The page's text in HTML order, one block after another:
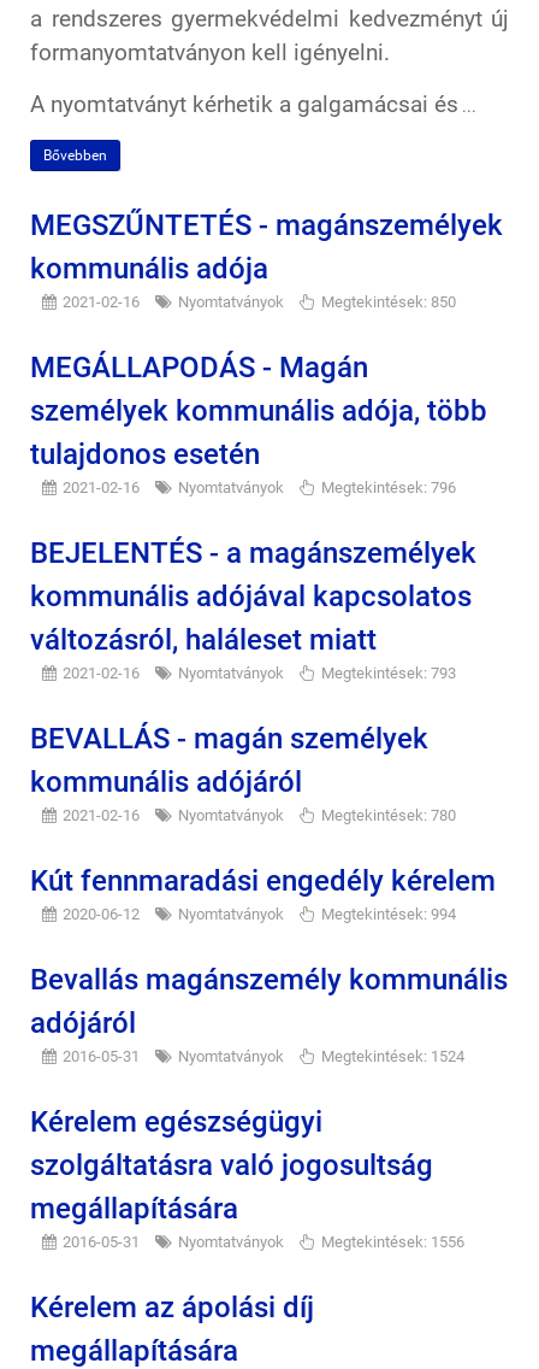
a rendszeres gyermekvédelmi kedvezményt új
formanyomtatványon kell igényelni.
A nyomtatványt kérhetik a galgamácsai és ...
Bővebben
MEGSZŰNTETÉS - magánszemélyek
kommunális adója
2021-02-16 Nyomtatványok Megtekintések: 850
MEGÁLLAPODÁS - Magán
személyek kommunális adója, több
tulajdonos esetén
2021-02-16 Nyomtatványok Megtekintések: 796
BEJELENTÉS - a magánszemélyek
kommunális adójával kapcsolatos
változásról, haláleset miatt
2021-02-16 Nyomtatványok Megtekintések: 793
BEVALLÁS - magán személyek
kommunális adójáról
2021-02-16 Nyomtatványok Megtekintések: 780
Kút fennmaradási engedély kérelem
2020-06-12 Nyomtatványok Megtekintések: 994
Bevallás magánszemély kommunális
adójáról
2016-05-31 Nyomtatványok Megtekintések: 1524
Kérelem egészségügyi
szolgáltatásra való jogosultság
megállapítására
2016-05-31 Nyomtatványok Megtekintések: 1556
Kérelem az ápolási díj
megállapítására